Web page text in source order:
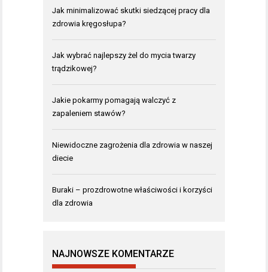
Jak minimalizować skutki siedzącej pracy dla
zdrowia kręgosłupa?
Jak wybrać najlepszy żel do mycia twarzy
trądzikowej?
Jakie pokarmy pomagają walczyć z
zapaleniem stawów?
Niewidoczne zagrożenia dla zdrowia w naszej
diecie
Buraki – prozdrowotne właściwości i korzyści
dla zdrowia
NAJNOWSZE KOMENTARZE